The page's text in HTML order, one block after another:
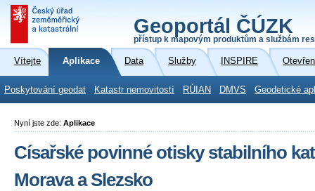
Geoportál ČÚZK
přístup k mapovým produktům a službám
Vítejte Aplikace Data Služby INSPIRE
Poskytování geodat Katastr nemovitostí RÚIAN DMVS Geodetické
Nyní jste zde: Aplikace
Císařské povinné otisky stabilního
Morava a Slezsko